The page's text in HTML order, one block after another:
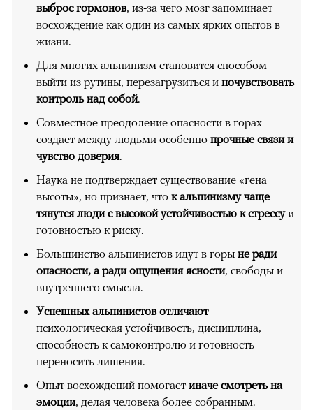
выброс гормонов, из-за чего мозг запоминает
восхождение как один из самых ярких опытов в
жизни.
Для многих альпинизм становится способом
выйти из рутины, перезагрузиться и почувствовать
контроль над собой.
Совместное преодоление опасности в горах
создает между людьми особенно прочные связи и
чувство доверия.
Наука не подтверждает существование «гена
высоты», но признает, что к альпинизму чаще
тянутся люди с высокой устойчивостью к стрессуи
готовностью к риску.
Большинство альпинистов идут в горы не ради
опасности, а ради ощущения ясности, свободы и
внутреннего смысла.
Успешных альпинистов отличают
психологическая устойчивость, дисциплина,
способность к самоконтролю и готовность
переносить лишения.
Опыт восхождений помогает иначе смотреть на
эмоции, делая человека более собранным.